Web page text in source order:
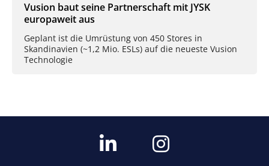
Vusion baut seine Partnerschaft mit JYSK
europaweit aus
Geplant ist die Umrüstung von 450 Stores in
Skandinavien (~1,2 Mio. ESLs) auf die neueste Vusion
Technologie